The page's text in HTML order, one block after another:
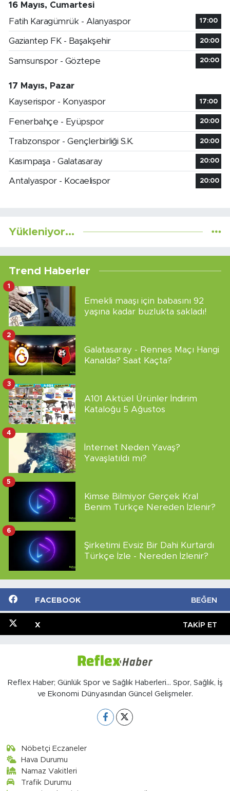
16 Mayıs, Cumartesi
Fatih Karagümrük - Alanyaspor
17:00
Gaziantep FK - Başakşehir 20:00
Samsunspor - Göztepe 20:00
17 Mayıs, Pazar
Kayserispor - Konyaspor
17:00
Fenerbahçe - Eyüpspor 20:00
Trabzonspor - Gençlerbirliği S.K. 20:00
Kasımpaşa - Galatasaray 20:00
Antalyaspor - Kocaelispor 20:00
Yükleniyor...
Trend Haberler
Emekli maaşı için babasını 92
yaşına kadar buzlukta sakladı!
1
Galatasaray - Rennes Maçı Hangi
Kanalda? Saat Kaçta?
2
A101 Aktüel Ürünler İndirim
Kataloğu 5 Ağustos
3
İnternet Neden Yavaş?
Yavaşlatıldı mı?
4
Kimse Bilmiyor Gerçek Kral
Benim Türkçe Nereden İzlenir?
5
Şirketimi Evsiz Bir Dahi Kurtardı
Türkçe İzle - Nereden İzlenir?
6
FACEBOOK BEĞEN
X TAKIP ET
Reflex Haber; Günlük Spor ve Sağlık Haberleri... Spor, Sağlık, İş
ve Ekonomi Dünyasından Güncel Gelişmeler.
Nöbetçi Eczaneler
Hava Durumu
Namaz Vakitleri
Trafik Durumu